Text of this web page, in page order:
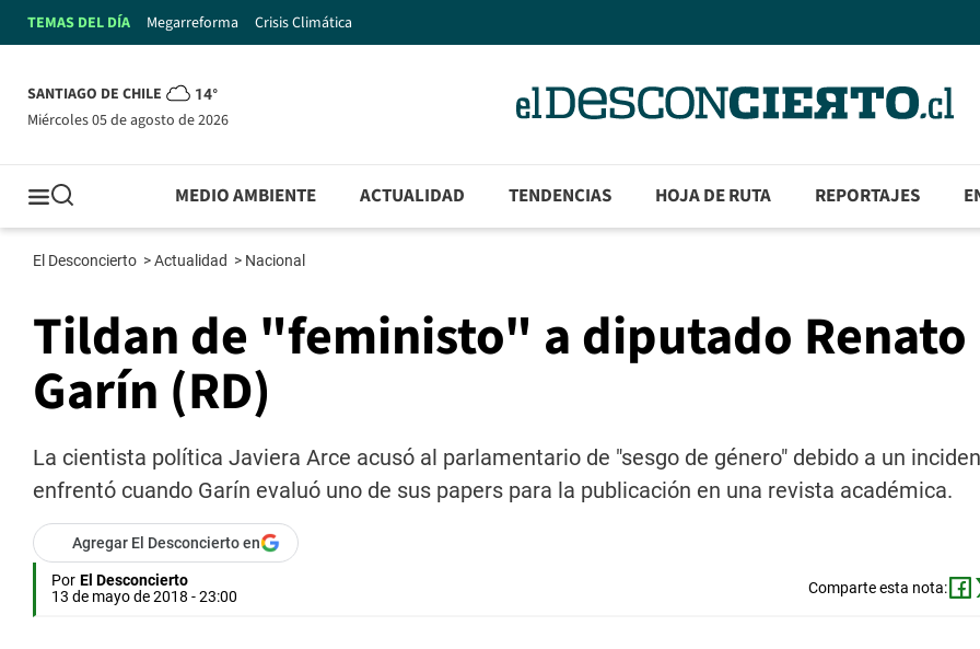
TEMAS DEL DÍA Megarreforma Crisis Climática
SANTIAGO DE CHILE 14°
miércoles 05 de agosto de 2026
MEDIO AMBIENTE ACTUALIDAD TENDENCIAS HOJA DE RUTA REPORTAJES
El Desconcierto >Actualidad > Nacional
Tildan de "feministo" a diputado Renato
Garín (RD)
La cientista política Javiera Arce acusó al parlamentario de "sesgo de género" debido a un
enfrentó cuando Garín evaluó uno de sus papers para la publicación en una revista académica.
Agregar El Desconcierto en
Por El Desconcierto
13 de mayo de 2018 - 23:00
Comparte esta nota: